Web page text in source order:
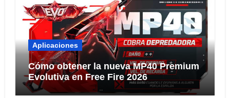
Aplicaciones
Cómo obtener la nueva MP40 Premium
Evolutiva en Free Fire 2026